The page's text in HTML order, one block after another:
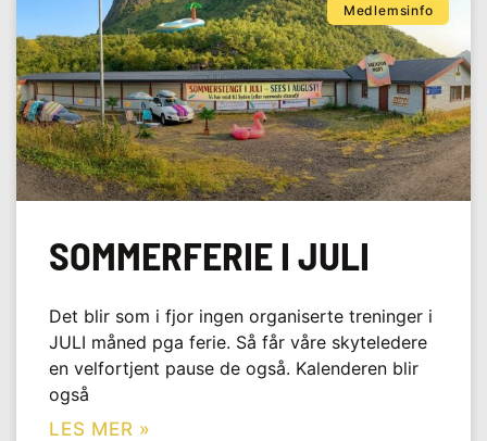
Medlemsinfo
SOMMERFERIE I JULI
Det blir som i fjor ingen organiserte treninger i
JULI måned pga ferie. Så får våre skyteledere
en velfortjent pause de også. Kalenderen blir
også
LES MER »